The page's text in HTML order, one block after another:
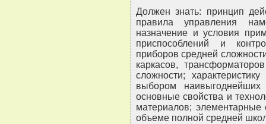
Должен знать: принцип
правила управления
назначение и условия
приспособлений и
приборов средней
каркасов,
сложности;
выбором наивыгоднейших
основные свойства и
материалов; элементарные
объеме полной средней